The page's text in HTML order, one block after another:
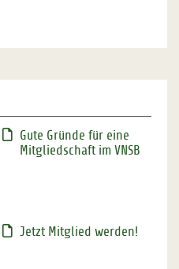
Gute Gründe für eine
Mitgliedschaft im VNSB
Jetzt Mitglied werden!